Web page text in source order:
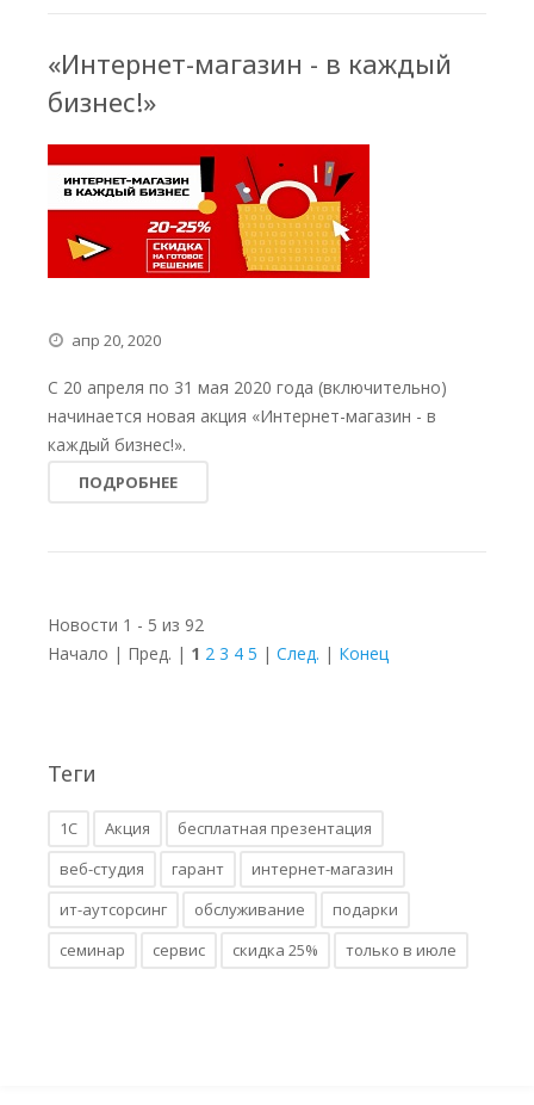
«Интернет-магазин - в каждый
бизнес!»
апр 20, 2020
C 20 апреля по 31 мая 2020 года (включительно)
начинается новая акция «Интернет-магазин - в
каждый бизнес!».
ПОДРОБНЕЕ
Новости 1 - 5 из 92
Начало | Пред. | 1 2 3 4 5 | След. | Конец
Теги
1С Акция
бесплатная презентация
веб-студия
гарант
интернет-магазин
ит-аутсорсинг
обслуживание
подарки
семинар
сервис скидка 25% только в июле